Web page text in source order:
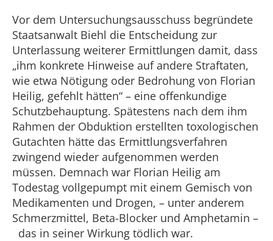
Vor dem Untersuchungsausschuss begründete
Staatsanwalt Biehl die Entscheidung zur
Unterlassung weiterer Ermittlungen damit, dass
„ihm konkrete Hinweise auf andere Straftaten,
wie etwa Nötigung oder Bedrohung von Florian
Heilig, gefehlt hätten“ – eine offenkundige
Schutzbehauptung. Spätestens nach dem ihm
Rahmen der Obduktion erstellten toxologischen
Gutachten hätte das Ermittlungsverfahren
zwingend wieder aufgenommen werden
müssen. Demnach war Florian Heilig am
Todestag vollgepumpt mit einem Gemisch von
Medikamenten und Drogen, – unter anderem
Schmerzmittel, Beta-Blocker und Amphetamin –
das in seiner Wirkung tödlich war.